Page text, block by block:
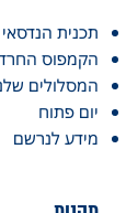
תכנית הנדסאי
הקמפוס
המסלולים
יום פתוח
מידע לנרשם